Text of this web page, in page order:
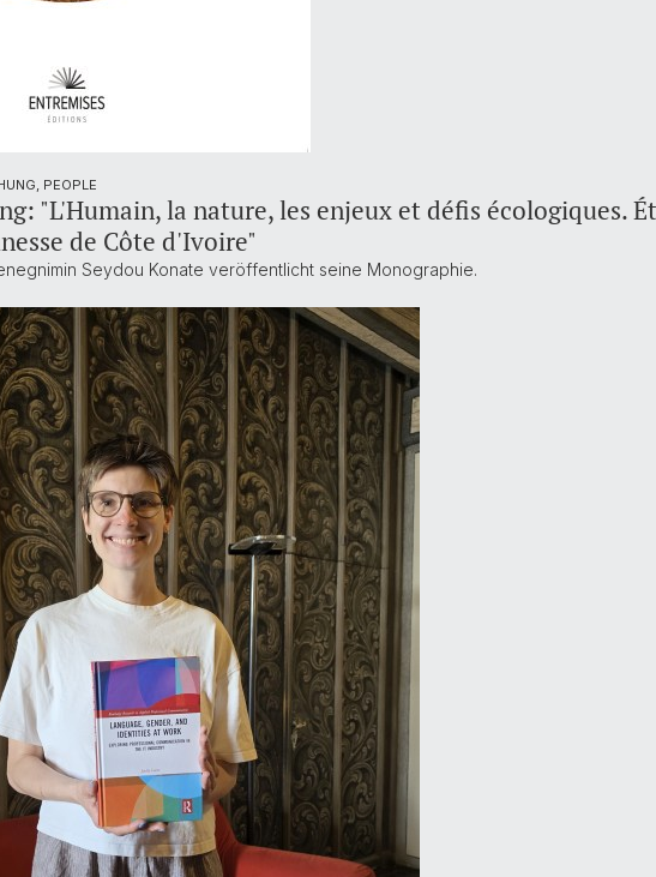
PEOPLE
"L'Humain, la nature, les enjeux et défis écologiques.
de Côte d'Ivoire"
Seydou Konate veröffentlicht seine Monographie.